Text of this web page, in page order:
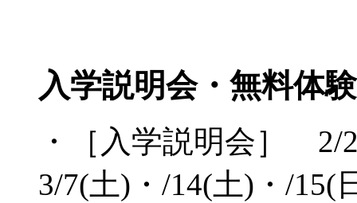
入学説明会・無料体
・［入学説明会］ 2/
3/7(土)・/14(土)・/15(